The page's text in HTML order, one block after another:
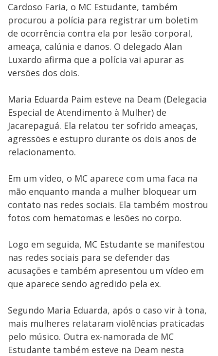
Cardoso Faria, o MC Estudante, também
procurou a polícia para registrar um boletim
de ocorrência contra ela por lesão corporal,
ameaça, calúnia e danos. O delegado Alan
Luxardo afirma que a polícia vai apurar as
versões dos dois.
Maria Eduarda Paim esteve na Deam (Delegacia
Especial de Atendimento à Mulher) de
Jacarepaguá. Ela relatou ter sofrido ameaças,
agressões e estupro durante os dois anos de
relacionamento.
Em um vídeo, o MC aparece com uma faca na
mão enquanto manda a mulher bloquear um
contato nas redes sociais. Ela também mostrou
fotos com hematomas e lesões no corpo.
Logo em seguida, MC Estudante se manifestou
nas redes sociais para se defender das
acusações e também apresentou um vídeo em
que aparece sendo agredido pela ex.
Segundo Maria Eduarda, após o caso vir à tona,
mais mulheres relataram violências praticadas
pelo músico. Outra ex-namorada de MC
Estudante também esteve na Deam nesta